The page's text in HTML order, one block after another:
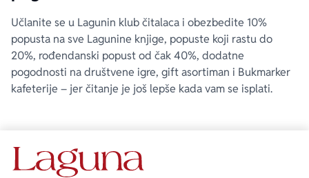
Učlanite se u Lagunin klub čitalaca i obezbedite 10%
popusta na sve Lagunine knjige, popuste koji rastu do
20%, rođendanski popust od čak 40%, dodatne
pogodnosti na društvene igre, gift asortiman i Bukmarker
kafeterije – jer čitanje je još lepše kada vam se isplati.